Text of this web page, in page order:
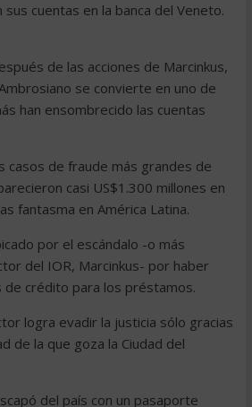
cuentas en la banca del Veneto.
de las acciones de Marcinkus,
se convierte en uno de
han ensombrecido las cuentas
casos de fraude más grandes de
casi US$1.300 millones en
fantasma en América Latina.
por el escándalo -o más
del IOR, Marcinkus- por haber
de crédito para los préstamos.
logra evadir la justicia sólo gracias
de la que goza la Ciudad del
del país con un pasaporte